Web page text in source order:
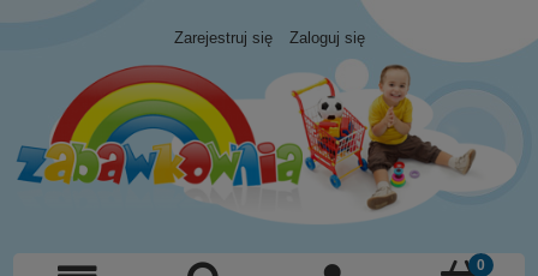
Zarejestruj się Zaloguj się